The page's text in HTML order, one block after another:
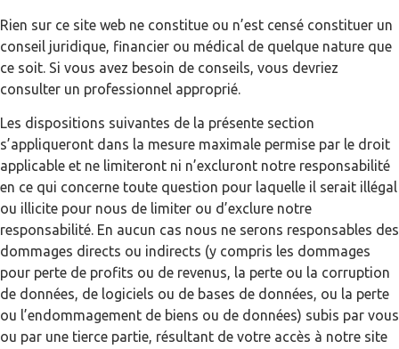
Rien sur ce site web ne constitue ou n’est censé constituer un
conseil juridique, financier ou médical de quelque nature que
ce soit. Si vous avez besoin de conseils, vous devriez
consulter un professionnel approprié.
Les dispositions suivantes de la présente section
s’appliqueront dans la mesure maximale permise par le droit
applicable et ne limiteront ni n’excluront notre responsabilité
en ce qui concerne toute question pour laquelle il serait illégal
ou illicite pour nous de limiter ou d’exclure notre
responsabilité. En aucun cas nous ne serons responsables des
dommages directs ou indirects (y compris les dommages
pour perte de profits ou de revenus, la perte ou la corruption
de données, de logiciels ou de bases de données, ou la perte
ou l’endommagement de biens ou de données) subis par vous
ou par une tierce partie, résultant de votre accès à notre site